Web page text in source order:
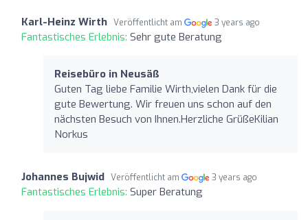
Karl-Heinz Wirth Veröffentlicht am 3 years ago
Fantastisches Erlebnis: Sehr gute Beratung
Reisebüro in Neusäß
Guten Tag liebe Familie Wirth,vielen Dank für die
gute Bewertung. Wir freuen uns schon auf den
nächsten Besuch von Ihnen.Herzliche GrüßeKilian
Norkus
Johannes Bujwid Veröffentlicht am 3 years ago
Fantastisches Erlebnis: Super Beratung